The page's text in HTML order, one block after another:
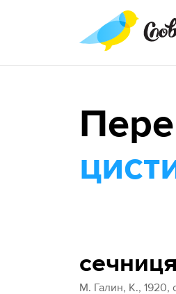
сечниця
М. Галин, К., 1920,